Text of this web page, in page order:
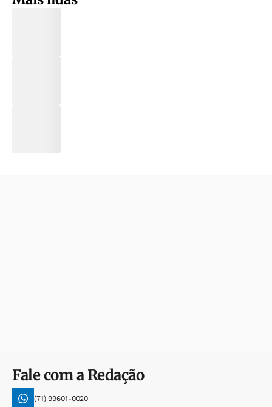
Fale com a Redação
(71) 99601-0020